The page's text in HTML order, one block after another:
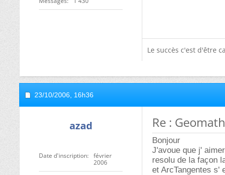
Le succès c'est d'être
23/10/2006, 16h36
azad
Date d'inscription
février
2006
Re : Geomath
Bonjour
J'avoue que j'
resolu de la façon
et ArcTangentes s'